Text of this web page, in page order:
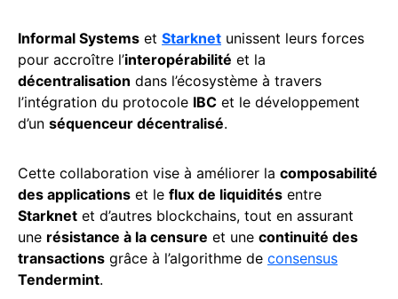
Informal Systems et Starknet unissent leurs forces
pour accroître l’interopérabilité et la
décentralisation dans l’écosystème à travers
l’intégration du protocole IBC et le développement
d’un séquenceur décentralisé.
Cette collaboration vise à améliorer la composabilité
des applications et le flux de liquidités entre
Starknet et d’autres blockchains, tout en assurant
une résistance à la censure et une continuité des
transactions grâce à l’algorithme de consensus
Tendermint.